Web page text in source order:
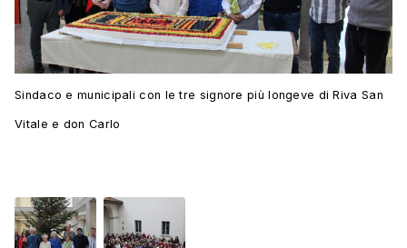
Sindaco e municipali con le tre signore più longeve di Riva San
Vitale e don Carlo